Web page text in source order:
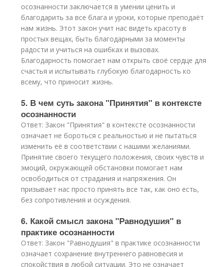
осознанности заключается в умении ценить и
благодарить за все блага и уроки, которые преподаёт
нам жизнь. Этот закон учит нас видеть красоту в
простых вещах, быть благодарными за моменты
радости и учиться на ошибках и вызовах.
Благодарность помогает нам открыть своё сердце для
счастья и испытывать глубокую благодарность ко
всему, что приносит жизнь.
5. В чем суть закона "Принятия" в контексте
осознанности
Ответ: Закон "Принятия" в контексте осознанности
означает не бороться с реальностью и не пытаться
изменить её в соответствии с нашими желаниями.
Принятие своего текущего положения, своих чувств и
эмоций, окружающей обстановки помогает нам
освободиться от страдания и напряжения. Он
призывает нас просто принять все так, как оно есть,
без сопротивления и осуждения.
6. Какой смысл закона "Равнодушия" в
практике осознанности
Ответ: Закон "Равнодушия" в практике осознанности
означает сохранение внутреннего равновесия и
спокойствия в любой ситуации. Это не означает